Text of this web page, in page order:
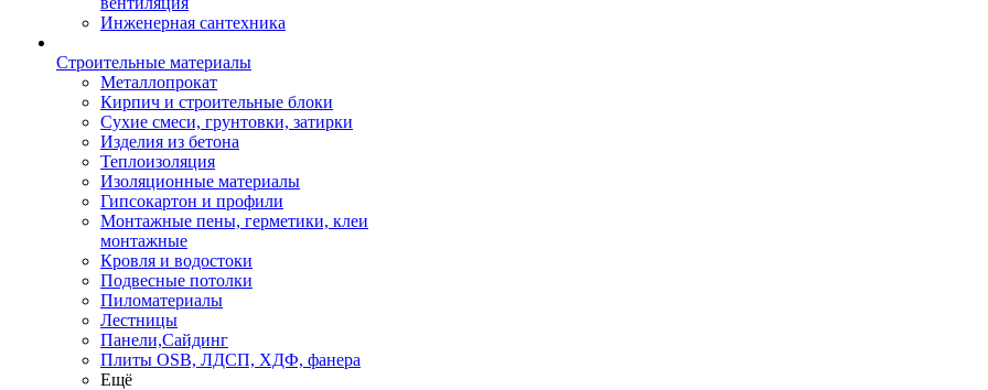
Инженерная сантехника
Строительные материалы
Металлопрокат
Кирпич и строительные блоки
Сухие смеси, грунтовки, затирки
Изделия из бетона
Теплоизоляция
Изоляционные материалы
Гипсокартон и профили
Монтажные пены, герметики, клеи
монтажные
Кровля и водостоки
Подвесные потолки
Пиломатериалы
Лестницы
Панели,Сайдинг
Плиты OSB, ЛДСП, ХДФ, фанера
Ещё